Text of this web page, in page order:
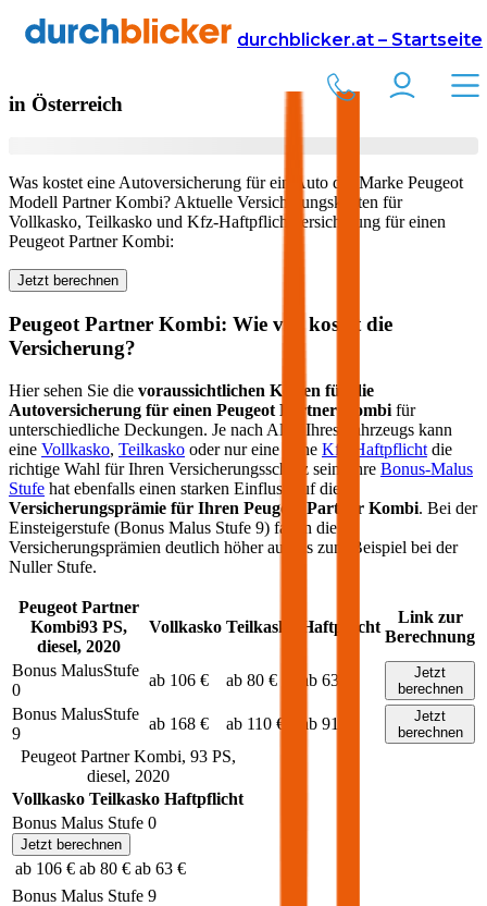
durchblicker.at – Startseite
Versicherung Autoversicherung Peugeot
Peugeot Partner Kombi
in Österreich
Was kostet eine Autoversicherung für ein Auto der Marke Peugeot
Modell Partner Kombi? Aktuelle Versicherungskosten für
Vollkasko, Teilkasko und Kfz-Haftpflichtversicherung für einen
Peugeot Partner Kombi:
Jetzt berechnen
Peugeot Partner Kombi: Wie viel kostet die
Versicherung?
Hier sehen Sie die voraussichtlichen Kosten für die
Autoversicherung für einen Peugeot Partner Kombi für
unterschiedliche Deckungen. Je nach Alter Ihres Fahrzeugs kann
eine Vollkasko, Teilkasko oder nur eine reine Kfz-Haftpflicht die
richtige Wahl für Ihren Versicherungsschutz sein. Ihre Bonus-Malus
Stufe hat ebenfalls einen starken Einfluss auf die
Versicherungsprämie für Ihren Peugeot Partner Kombi. Bei der
Einsteigerstufe (Bonus Malus Stufe 9) fallen die
Versicherungsprämien deutlich höher aus als zum Beispiel bei der
Nuller Stufe.
Peugeot Partner
Kombi93PS,
diesel, 2020
Vollkasko Teilkasko Haftpflicht
Link zur
Berechnung
Bonus MalusStufe
0
ab 106 € ab 80 € ab 63 €
Jetzt
berechnen
Bonus MalusStufe
9
ab 168 € ab 110 € ab 91 €
Jetzt
berechnen
Peugeot Partner Kombi, 93PS,
diesel, 2020
Vollkasko Teilkasko Haftpflicht
Bonus Malus Stufe 0
Jetzt berechnen
ab 106 € ab 80 € ab 63 €
Bonus Malus Stufe 9